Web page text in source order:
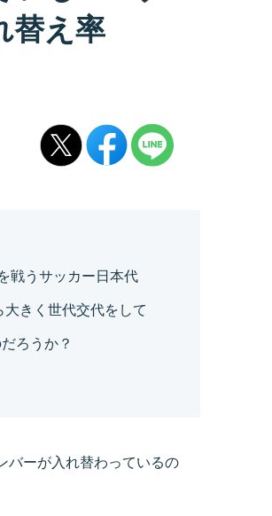
替え率
戦うサッカー日本代
きく世代交代をして
ろうか？
バーが入れ替わっているの